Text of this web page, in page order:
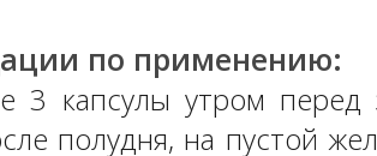
по применению:
3 капсулы утром перед
полудня, на пустой